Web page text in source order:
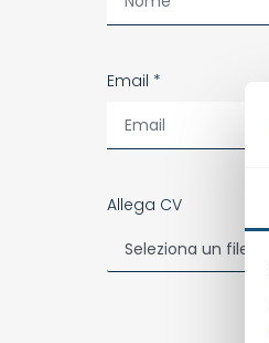
Email *
Allega CV
Seleziona un file...